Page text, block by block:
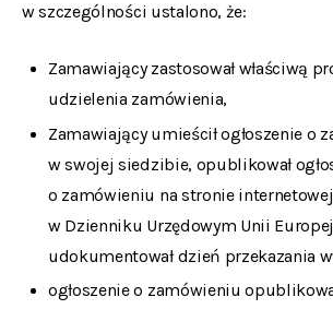
w szczególności ustalono, że:
Zamawiający zastosował właściwą
udzielenia zamówienia,
Zamawiający umieścił ogłoszenie o
w swojej siedzibie, opublikował
o zamówieniu na stronie
w Dzienniku Urzędowym Unii
udokumentował dzień przekazania
ogłoszenie o zamówieniu